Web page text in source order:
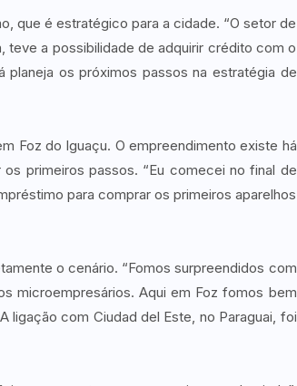
que é estratégico para a cidade. “O setor de
a possibilidade de adquirir crédito com o
planeja os próximos passos na estratégia de
Foz do Iguaçu. O empreendimento existe há
primeiros passos. “Eu comecei no final de
para comprar os primeiros aparelhos
o cenário. “Fomos surpreendidos com
microempresários. Aqui em Foz fomos bem
ligação com Ciudad del Este, no Paraguai, foi